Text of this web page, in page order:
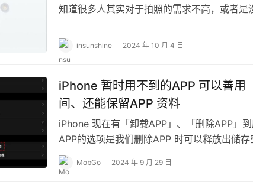
知道很多人其实对于拍照的需求不高，或者是
insunshine 2024 年 10 月 4 日
iPhone 暂时用不到的APP 可以善用
间、还能保留APP 资料
iPhone 现在有「卸载APP」、「删除APP」
APP的选项是我们删除APP 时可以释放出储
和纪录都会被保留下来，…
MobGo 2024 年 9 月 29 日